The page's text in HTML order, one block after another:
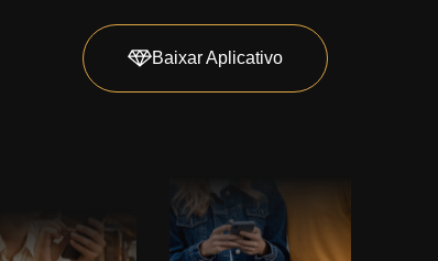
Baixar Aplicativo